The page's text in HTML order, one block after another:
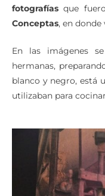
fotografías que
Conceptas, en donde
En las imágenes
hermanas,
blanco y negro, está
utilizaban para